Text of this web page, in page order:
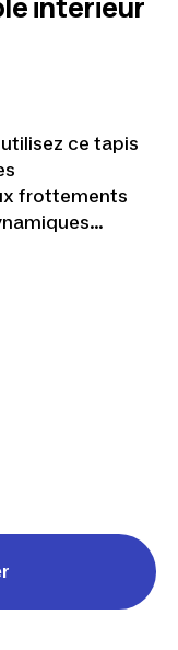
intérieur
ce tapis
frottements